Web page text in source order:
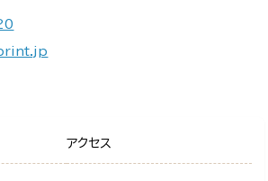
アクセス